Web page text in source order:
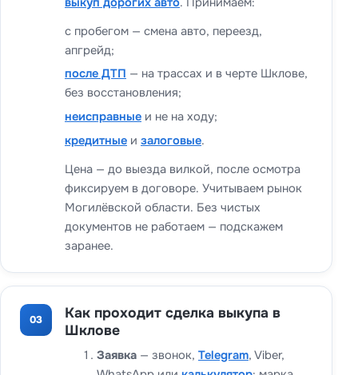
с пробегом — смена авто, переезд,
апгрейд;
после ДТП — на трассах и в черте Шклове,
без восстановления;
неисправные и не на ходу;
кредитные и залоговые.
Цена — до выезда вилкой, после осмотра
фиксируем в договоре. Учитываем рынок
Могилёвской области. Без чистых
документов не работаем — подскажем
заранее.
03
Как проходит сделка выкупа в
Шклове
Заявка — звонок, Telegram, Viber,